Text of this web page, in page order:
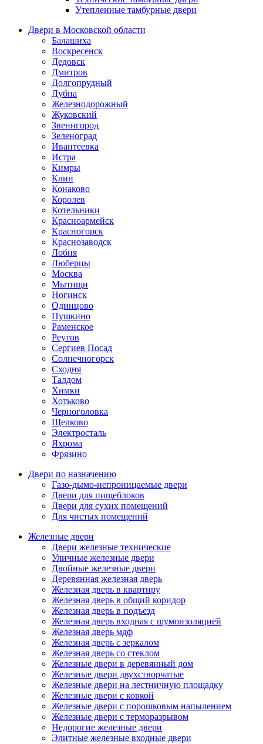
Утепленные тамбурные двери
Двери в Московской области
Балашиха
Воскресенск
Дедовск
Дмитров
Долгопрудный
Дубна
Железнодорожный
Жуковский
Звенигород
Зеленоград
Ивантеевка
Истра
Кимры
Клин
Конаково
Королев
Котельники
Красноармейск
Красногорск
Краснозаводск
Лобня
Люберцы
Москва
Мытищи
Ногинск
Одинцово
Пушкино
Раменское
Реутов
Сергиев Посад
Солнечногорск
Сходня
Талдом
Химки
Хотьково
Черноголовка
Щелково
Электросталь
Яхрома
Фрязино
Двери по назначению
Газо-дымо-непроницаемые двери
Двери для пищеблоков
Двери для сухих помещений
Для чистых помещений
Железные двери
Двери железные технические
Уличные железные двери
Двойные железные двери
Деревянная железная дверь
Железная дверь в квартиру
Железная дверь в общий коридор
Железная дверь в подъезд
Железная дверь входная с шумоизоляцией
Железная дверь мдф
Железная дверь с зеркалом
Железная дверь со стеклом
Железные двери в деревянный дом
Железные двери двухстворчатые
Железные двери на лестничную площадку
Железные двери с ковкой
Железные двери с порошковым напылением
Железные двери с терморазрывом
Недорогие железные двери
Элитные железные входные двери